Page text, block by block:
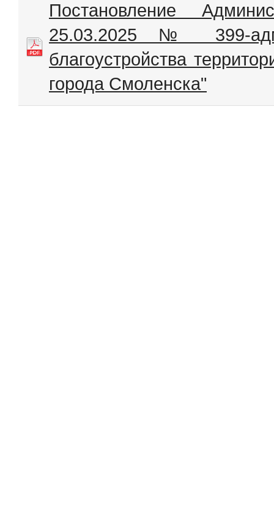
Постановление
25.03.2025 № 399-
благоустройства
города Смоленска"